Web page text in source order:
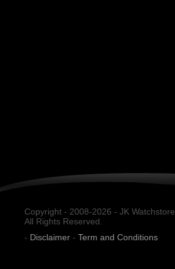
Copyright - 2008-2026 - JK Watchstore.
All Rights Reserved.
- Disclaimer - Term and Conditions